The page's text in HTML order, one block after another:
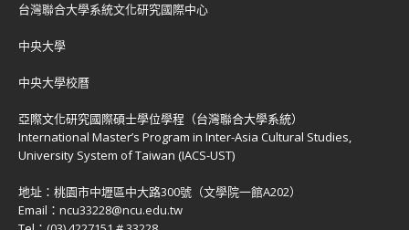
台灣聯合大學系統文化研究國際中心
中央大學
中央大學校曆
亞際文化研究國際碩士學位學程（台灣聯合大學系統）
International Master’s Program in Inter-Asia Cultural Studies,
University System of Taiwan (IACS-UST)
地址： 桃園市中壢區中大路300號（文學院一館A202）
Email： ncu33228@ncu.edu.tw